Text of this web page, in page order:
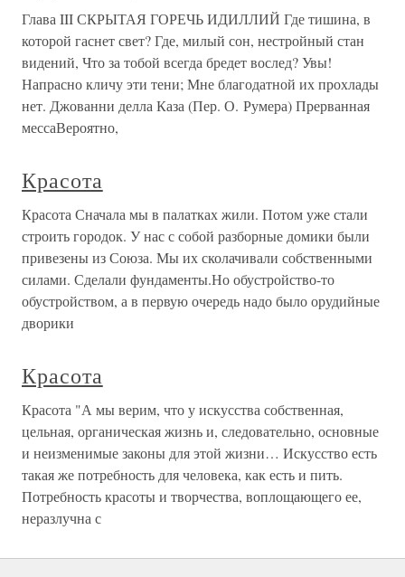
Глава III СКРЫТАЯ ГОРЕЧЬ ИДИЛЛИЙ Где тишина, в
которой гаснет свет? Где, милый сон, нестройный стан
видений, Что за тобой всегда бредет вослед? Увы!
Напрасно кличу эти тени; Мне благодатной их прохлады
нет. Джованни делла Каза (Пер. О. Румера) Прерванная
мессаВероятно,
Красота
Красота Сначала мы в палатках жили. Потом уже стали
строить городок. У нас с собой разборные домики были
привезены из Союза. Мы их сколачивали собственными
силами. Сделали фундаменты.Но обустройство-то
обустройством, а в первую очередь надо было орудийные
дворики
Красота
Красота "А мы верим, что у искусства собственная,
цельная, органическая жизнь и, следовательно, основные
и неизменимые законы для этой жизни… Искусство есть
такая же потребность для человека, как есть и пить.
Потребность красоты и творчества, воплощающего ее,
неразлучна с